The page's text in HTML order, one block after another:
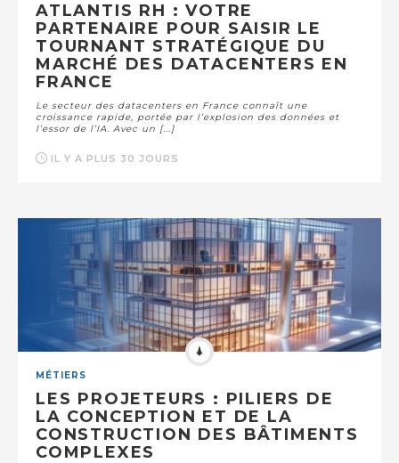
ATLANTIS RH : VOTRE
PARTENAIRE POUR SAISIR LE
TOURNANT STRATÉGIQUE DU
MARCHÉ DES DATACENTERS EN
FRANCE
Le secteur des datacenters en France connaît une
croissance rapide, portée par l’explosion des données et
l’essor de l’IA. Avec un [...]
IL Y A PLUS 30 JOURS
MÉTIERS
LES PROJETEURS : PILIERS DE
LA CONCEPTION ET DE LA
CONSTRUCTION DES BÂTIMENTS
COMPLEXES